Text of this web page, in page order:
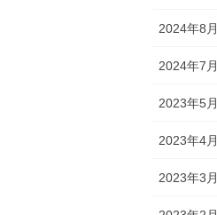
2024年8月
2024年7月
2023年5月
2023年4月
2023年3月